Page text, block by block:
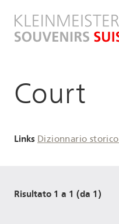
contenuto
principale
Court
Links Dizionnario
Risultato 1 a 1 (da 1)